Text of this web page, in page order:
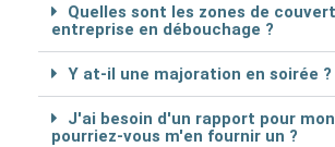
Quelles sont les zones de
entreprise en débouchage ?
Y at-il une majoration en soirée ?
J'ai besoin d'un rapport pour
pourriez-vous m'en fournir un ?